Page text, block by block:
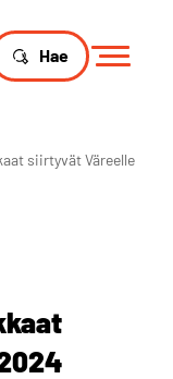
Hae
siirtyvät Väreelle